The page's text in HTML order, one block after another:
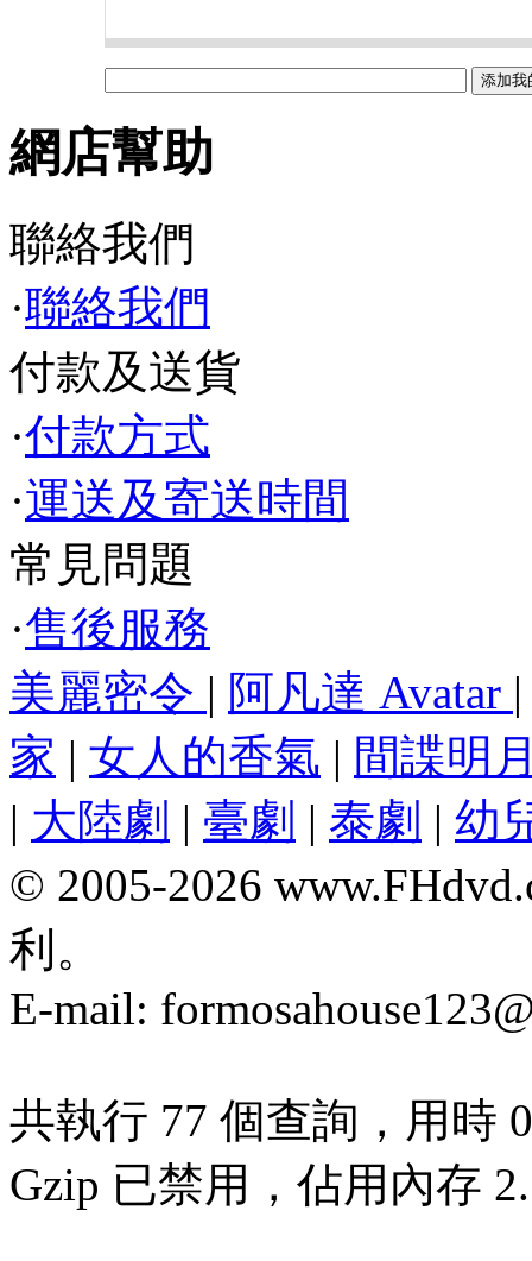
網店幫助
聯絡我們
·聯絡我們
付款及送貨
·付款方式
·運送及寄送時間
常見問題
·售後服務
美麗密令 | 阿凡達 Avatar
家 | 女人的香氣 | 間諜明
| 大陸劇 | 臺劇 | 泰劇 | 幼
© 2005-2026
利。
E-mail:
共執行 77 個查詢，用時
Gzip 已禁用，佔用內存